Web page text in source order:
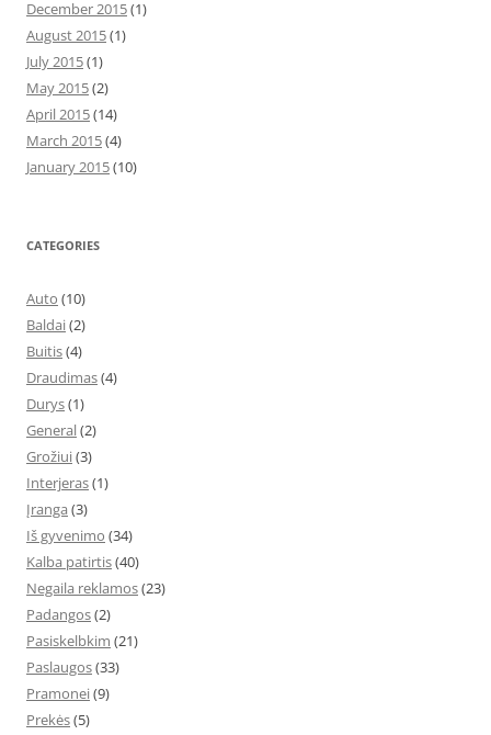
December 2015(1)
August 2015(1)
July 2015(1)
May 2015(2)
April 2015(14)
March 2015(4)
January 2015(10)
CATEGORIES
Auto (10)
Baldai(2)
Buitis(4)
Draudimas(4)
Durys(1)
General(2)
Grožiui(3)
Interjeras(1)
Įranga (3)
Iš gyvenimo (34)
Kalba patirtis(40)
Negaila reklamos(23)
Padangos(2)
Pasiskelbkim (21)
Paslaugos(33)
Pramonei(9)
Prekės(5)